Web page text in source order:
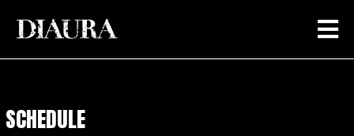
SCHEDULE